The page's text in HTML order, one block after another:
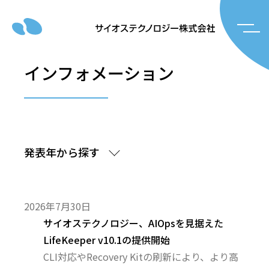
インフォメーション
発表年から探す
2026年7月30日
サイオステクノロジー、AIOpsを見据えた
LifeKeeper v10.1の提供開始
CLI対応やRecovery Kitの刷新により、より高